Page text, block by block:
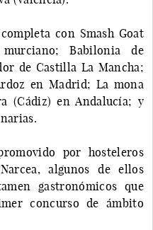
con Smash Goat
Babilonia de
de Castilla La Mancha;
en Madrid; La mona
(Cádiz) en Andalucía; y
por hosteleros
algunos de ellos
gastronómicos que
concurso de ámbito